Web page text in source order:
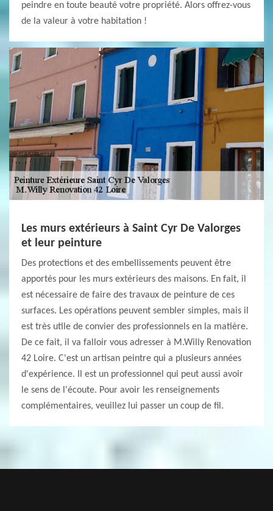
peindre en toute beauté votre propriété. Alors offrez-vous
de la valeur à votre habitation !
Les murs extérieurs à Saint Cyr De Valorges
et leur peinture
Des protections et des embellissements peuvent être
apportés pour les murs extérieurs des maisons. En fait, il
est nécessaire de faire des travaux de peinture de ces
surfaces. Les opérations peuvent sembler simples, mais il
est très utile de convier des professionnels en la matière.
De ce fait, il va falloir vous adresser à M.Willy Renovation
42 Loire. C'est un artisan peintre qui a plusieurs années
d'expérience. Il est un professionnel qui peut aussi avoir
le sens de l'écoute. Pour avoir les renseignements
complémentaires, veuillez lui passer un coup de fil.